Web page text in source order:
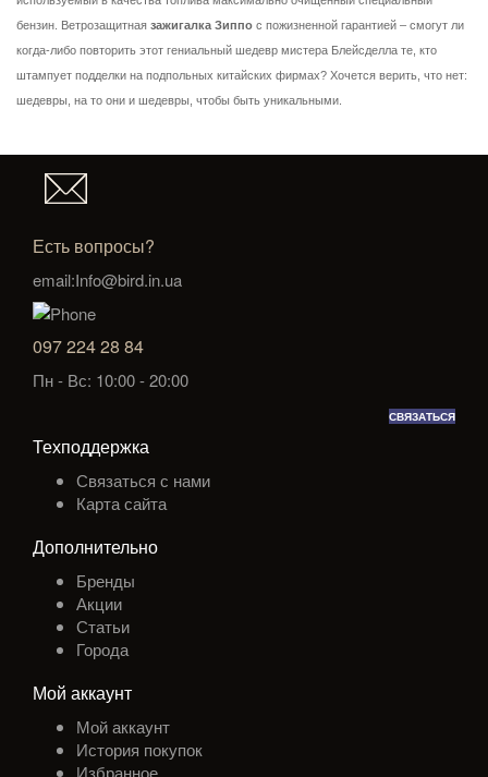
бензин. Ветрозащитная зажигалка Зиппо с пожизненной гарантией – смогут ли
когда-либо повторить этот гениальный шедевр мистера Блейсделла те, кто
штампует подделки на подпольных китайских фирмах? Хочется верить, что нет:
шедевры, на то они и шедевры, чтобы быть уникальными.
Есть вопросы?
email:Info@bird.in.ua
097 224 28 84
Пн - Вс: 10:00 - 20:00
СВЯЗАТЬСЯ
Техподдержка
Связаться с нами
Карта сайта
Дополнительно
Бренды
Акции
Статьи
Города
Мой аккаунт
Мой аккаунт
История покупок
Избранное